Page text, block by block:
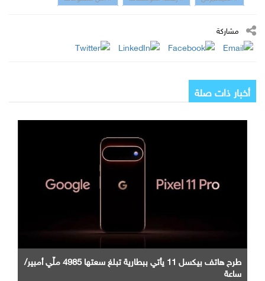
مشاركة
أخبار ذات صلة
طرح هاتف بيكسل 11 يأتي ببطارية تبلغ سعتها 4985 ملّي أمبير/
ساعة